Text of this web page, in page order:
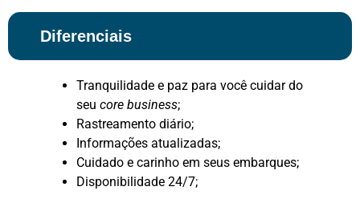
Diferenciais
Tranquilidade e paz para você cuidar do
seu core business;
Rastreamento diário;
Informações atualizadas;
Cuidado e carinho em seus embarques;
Disponibilidade 24/7;